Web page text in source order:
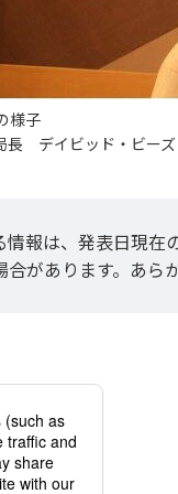
様子
長 デイビッド・ビー
報は、発表日現在
があります。あら